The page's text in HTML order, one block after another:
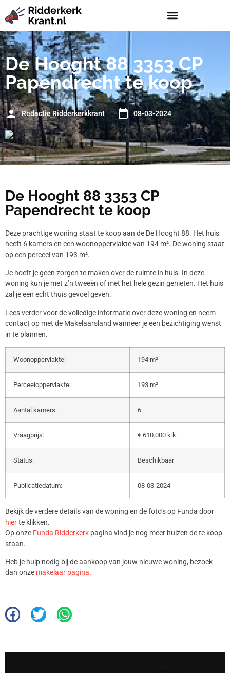
De Hooght 88 3353 CP
Papendrecht te koop
Redactie Ridderkerkkrant 08-03-2024
De Hooght 88 3353 CP
Papendrecht te koop
Deze prachtige woning staat te koop aan de De Hooght 88. Het huis
heeft 6 kamers en een woonoppervlakte van 194 m². De woning staat
op een perceel van 193 m².
Je hoeft je geen zorgen te maken over de ruimte in huis. In deze
woning kun je met z’n tweeën of met het hele gezin genieten. Het huis
zal je een echt thuis gevoel geven.
Lees verder voor de volledige informatie over deze woning en neem
contact op met de Makelaarsland wanneer je een bezichtiging wenst
in te plannen.
Woonoppervlakte: 194 m²
Perceeloppervlakte: 193 m²
Aantal kamers: 6
Vraagprijs: € 610.000 k.k.
Status: Beschikbaar
Publicatiedatum: 08-03-2024
Bekijk de verdere details van de woning en de foto’s op Funda door
hierte klikken.
Op onze Funda Ridderkerk pagina vind je nog meer huizen de te koop
staan.
Heb je hulp nodig bij de aankoop van jouw nieuwe woning, bezoek
dan onze makelaar pagina.